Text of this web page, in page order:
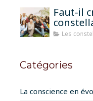
Faut-il
Les
Catégories
La conscience en